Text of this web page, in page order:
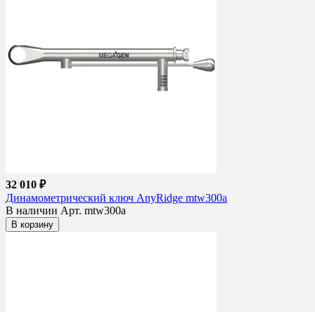
32 010 ₽
Динамометрический ключ AnyRidge mtw300a
В наличии Арт. mtw300a
В корзину